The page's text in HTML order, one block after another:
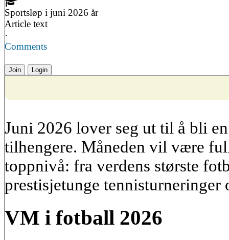
Sportsløp i juni 2026 år
Article text
·
Comments
Join Login
Juni 2026 lover seg ut til å bli
tilhengere. Måneden vil være
toppnivå: fra verdens største
prestisjetunge tennisturneringer
VM i fotball 2026